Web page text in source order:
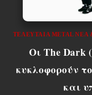
ΤΕΛΕΥΤΑΊΑ METAL ΝΈΑ
Οι The Dark
κυκλοφορούν
και